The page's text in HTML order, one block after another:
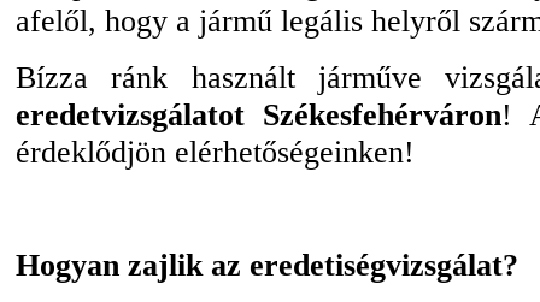
afelől, hogy a jármű legális helyről
Bízza ránk használt járműve
eredetvizsgálatot Székesfehérváron!
érdeklődjön elérhetőségeinken!
Hogyan zajlik az eredetiségvizsgálat?